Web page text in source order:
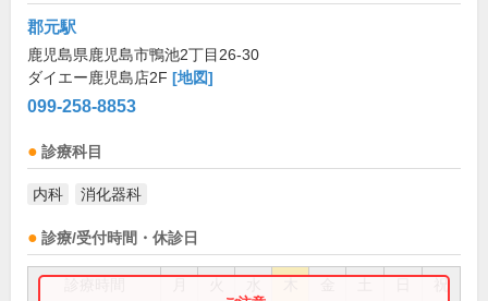
郡元駅
鹿児島県鹿児島市鴨池2丁目26-30
ダイエー鹿児島店2F [地図]
099-258-8853
診療科目
内科 消化器科
診療/受付時間・休診日
祝